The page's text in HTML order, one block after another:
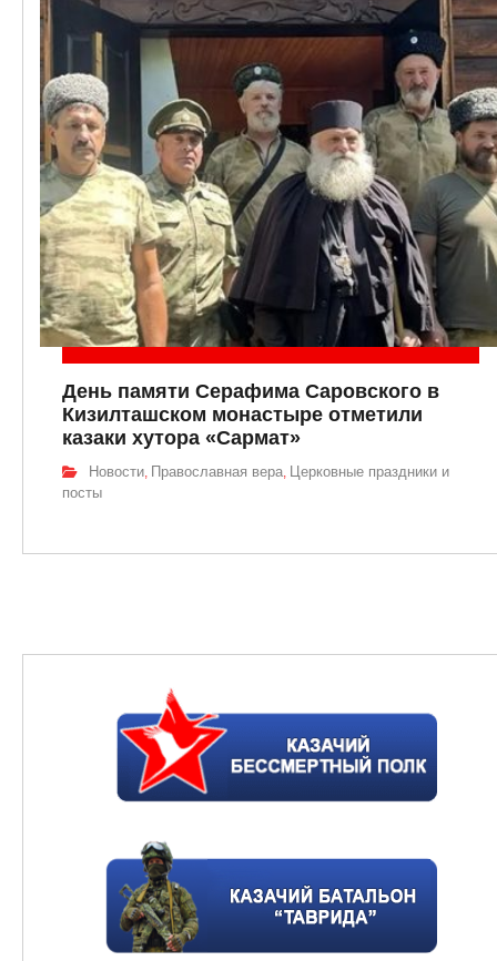
День памяти Серафима Саровского в
Кизилташском монастыре отметили
казаки хутора «Сармат»
Новости, Православная вера, Церковные праздники и
посты